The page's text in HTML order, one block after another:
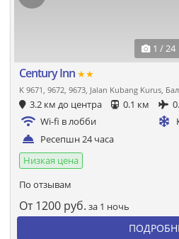
1 / 24
Century Inn ★★
K 9671, 9672, 9673, Jalan Kubang Kurus,
3.2 км до центра 0.1 км
Wi-fi в лобби
Ресепшн 24 часа
Низкая цена
По отзывам
От 1200 руб. за 1 ночь